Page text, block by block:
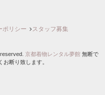
ポリシー スタッフ募集
京都着物レンタル夢館無断で
断り致します。